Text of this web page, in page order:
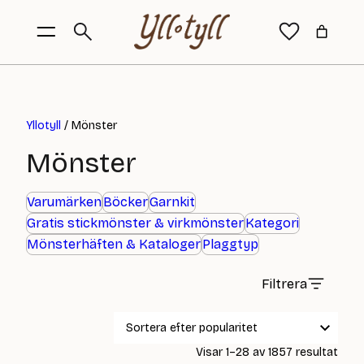
Yllotyll / Mönster
Mönster
VarumärkenBöckerGarnkit
Gratis stickmönster & virkmönsterKategori
Mönsterhäften & KatalogerPlaggtyp
Filtrera
Visar 1–28 av 1857 resultat